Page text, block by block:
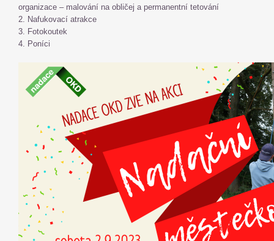
organizace – malování na obličej a permanentní tetování
2. Nafukovací atrakce
3. Fotokoutek
4. Poníci